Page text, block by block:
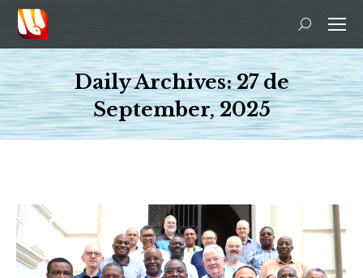
Search:
Daily Archives:27 de
September, 2025
You are here: